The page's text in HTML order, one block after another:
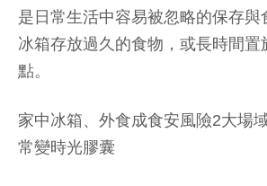
是日常生活中容易被忽略的保存與
冰箱存放過久的食物，或長時間置
點。
家中冰箱、外食成食安風險2大場
常變時光膠囊